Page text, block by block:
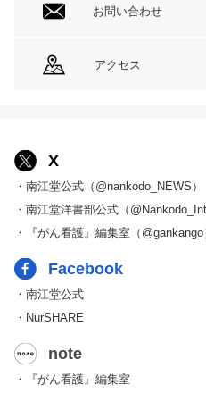
お問い合わせ
アクセス
X
・南江堂公式（@nankodo_NEWS）
・南江堂洋書部公式（@Nankodo_Intl
・『がん看護』編集室（@gankango
Facebook
・南江堂公式
・NurSHARE
note
・『がん看護』編集室